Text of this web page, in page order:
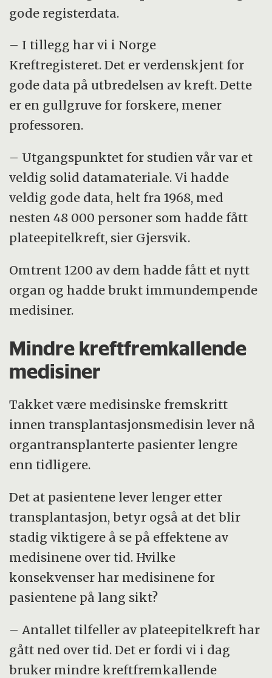
gode registerdata.
– I tillegg har vi i Norge
Kreftregisteret. Det er verdenskjent for
gode data på utbredelsen av kreft. Dette
er en gullgruve for forskere, mener
professoren.
– Utgangspunktet for studien vår var et
veldig solid datamateriale. Vi hadde
veldig gode data, helt fra 1968, med
nesten 48 000 personer som hadde fått
plateepitelkreft, sier Gjersvik.
Omtrent 1200 av dem hadde fått et nytt
organ og hadde brukt immundempende
medisiner.
Mindre kreftfremkallende
medisiner
Takket være medisinske fremskritt
innen transplantasjonsmedisin lever nå
organtransplanterte pasienter lengre
enn tidligere.
Det at pasientene lever lenger etter
transplantasjon, betyr også at det blir
stadig viktigere å se på effektene av
medisinene over tid. Hvilke
konsekvenser har medisinene for
pasientene på lang sikt?
– Antallet tilfeller av plateepitelkreft har
gått ned over tid. Det er fordi vi i dag
bruker mindre kreftfremkallende